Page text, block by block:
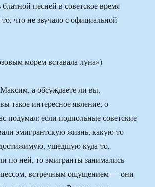
блатной песней в советское время
то, что не звучало с официальной
морем вставала луна»)
а обсуждаете ли вы,
такое интересное явление, о
подумал: если подпольные советские
эмигрантскую жизнь, какую-то
ушедшую куда-то,
по ней, то эмигранты занимались
встречным ощущением — они